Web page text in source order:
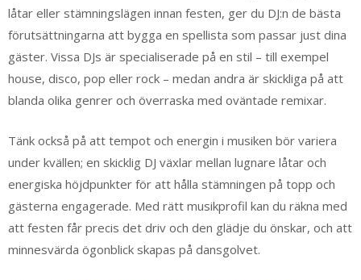
låtar eller stämningslägen innan festen, ger du DJ:n de bästa
förutsättningarna att bygga en spellista som passar just dina
gäster. Vissa DJs är specialiserade på en stil – till exempel
house, disco, pop eller rock – medan andra är skickliga på att
blanda olika genrer och överraska med oväntade remixar.
Tänk också på att tempot och energin i musiken bör variera
under kvällen; en skicklig DJ växlar mellan lugnare låtar och
energiska höjdpunkter för att hålla stämningen på topp och
gästerna engagerade. Med rätt musikprofil kan du räkna med
att festen får precis det driv och den glädje du önskar, och att
minnesvärda ögonblick skapas på dansgolvet.